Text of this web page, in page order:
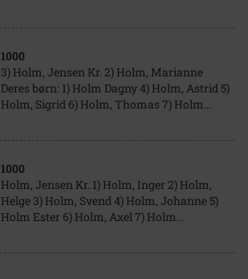
1000
3) Holm, Jensen Kr. 2) Holm, Marianne
Deres børn: 1) Holm Dagny 4) Holm, Astrid 5)
Holm, Sigrid 6) Holm, Thomas 7) Holm...
1000
Holm, Jensen Kr. 1) Holm, Inger 2) Holm,
Helge 3) Holm, Svend 4) Holm, Johanne 5)
Holm Ester 6) Holm, Axel 7) Holm...